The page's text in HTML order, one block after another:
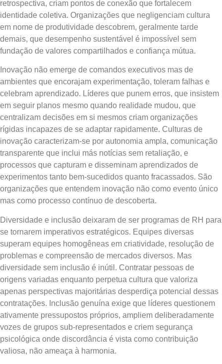
retrospectiva, criam pontos de conexão que fortalecem
identidade coletiva. Organizações que negligenciam cultura
em nome de produtividade descobrem, geralmente tarde
demais, que desempenho sustentável é impossível sem
fundação de valores compartilhados e confiança mútua.
Inovação não emerge de comandos executivos mas de
ambientes que encorajam experimentação, toleram falhas e
celebram aprendizado. Líderes que punem erros, que insistem
em seguir planos mesmo quando realidade mudou, que
centralizam decisões em si mesmos criam organizações
rígidas incapazes de se adaptar rapidamente. Culturas de
inovação caracterizam-se por autonomia ampla, comunicação
transparente que inclui más notícias sem retaliação, e
processos que capturam e disseminam aprendizados de
experimentos tanto bem-sucedidos quanto fracassados. São
organizações que entendem inovação não como evento único
mas como processo contínuo de descoberta.
Diversidade e inclusão deixaram de ser programas de RH para
se tornarem imperativos estratégicos. Equipes diversas
superam equipes homogêneas em criatividade, resolução de
problemas e compreensão de mercados diversos. Mas
diversidade sem inclusão é inútil. Contratar pessoas de
origens variadas enquanto perpetua cultura que valoriza
apenas perspectivas majoritárias desperdiça potencial dessas
contratações. Inclusão genuína exige que líderes questionem
ativamente pressupostos próprios, ampliem deliberadamente
vozes de grupos sub-representados e criem segurança
psicológica onde discordância é vista como contribuição
valiosa, não ameaça à harmonia.